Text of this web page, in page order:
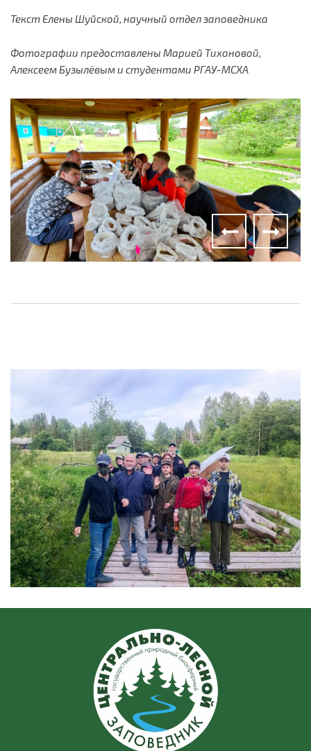
Текст Елены Шуйской, научный отдел заповедника
Фотографии предоставлены Марией Тихоновой,
Алексеем Бузылёвым и студентами РГАУ-МСХА